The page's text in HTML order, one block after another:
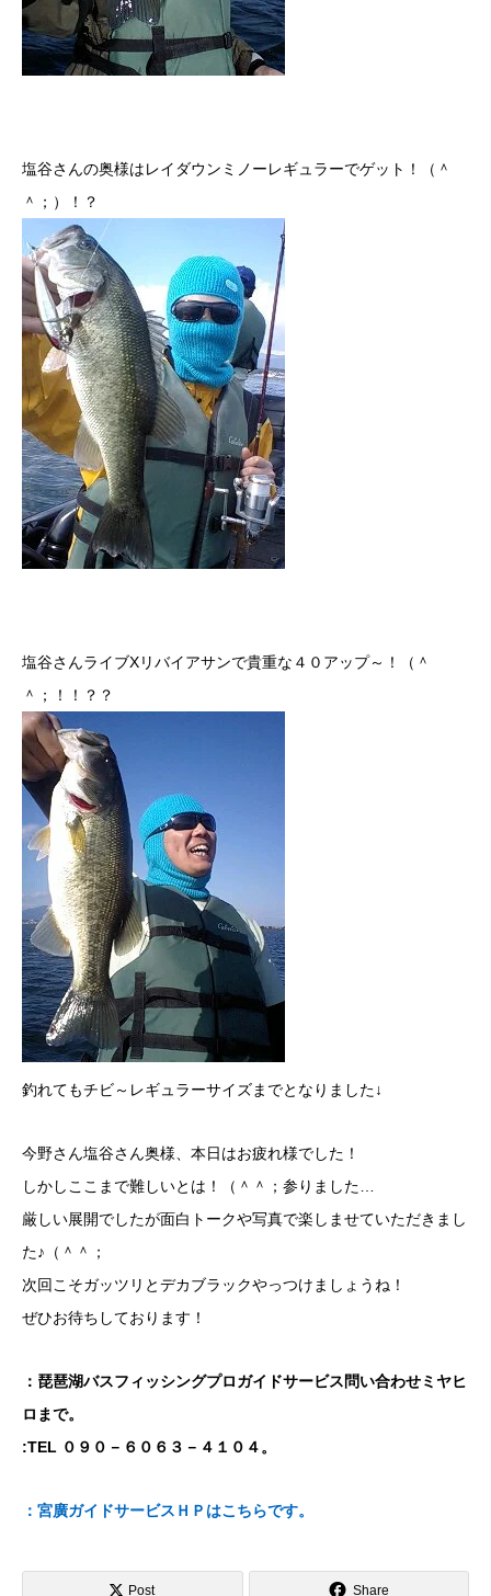
塩谷さんの奥様はレイダウンミノーレギュラーでゲット！（＾
＾；）！？
塩谷さんライブXリバイアサンで貴重な４０アップ～！（＾
＾；！！？？
釣れてもチビ～レギュラーサイズまでとなりました↓
今野さん塩谷さん奥様、本日はお疲れ様でした！
しかしここまで難しいとは！（＾＾；参りました…
厳しい展開でしたが面白トークや写真で楽しませていただきまし
た♪（＾＾；
次回こそガッツリとデカブラックやっつけましょうね！
ぜひお待ちしております！
：琵琶湖バスフィッシングプロガイドサービス問い合わせミヤヒ
ロまで。
:TEL ０９０－６０６３－４１０４。
：宮廣ガイドサービスＨＰはこちらです。
Post Share